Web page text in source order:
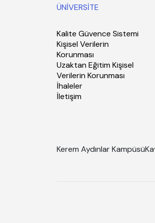
ÜNİVERSİTE
Kalite Güvence Sistemi
Kişisel Verilerin
Korunması
Uzaktan Eğitim Kişisel
Verilerin Korunması
İhaleler
İletişim
Kerem Aydınlar Kampüsü